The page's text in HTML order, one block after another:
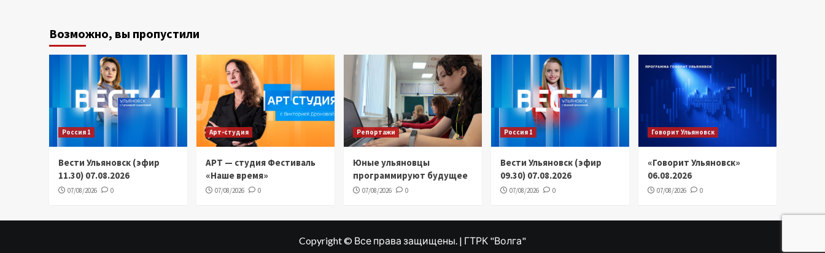
Возможно, вы пропустили
Россия 1
Вести Ульяновск (эфир
11.30) 07.08.2026
07/08/2026 0
Арт-студия
АРТ — студия Фестиваль
«Наше время»
07/08/2026 0
Репортажи
Юные ульяновцы
программируют будущее
07/08/2026 0
Россия 1
Вести Ульяновск (эфир
09.30) 07.08.2026
07/08/2026 0
Говорит Ульяновск
«Говорит Ульяновск»
06.08.2026
07/08/2026 0
Copyright © Все права защищены. | ГТРК "Волга"